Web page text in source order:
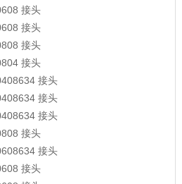
接头
接头
接头
接头
接头
接头
接头
接头
接头
接头